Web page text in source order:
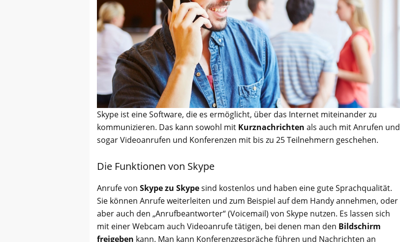
Skype ist eine Software, die es ermöglicht, über das Internet miteinander zu
kommunizieren. Das kann sowohl mit Kurznachrichten als auch mit Anrufen und
sogar Videoanrufen und Konferenzen mit bis zu 25 Teilnehmern geschehen.
Die Funktionen von Skype
Anrufe von Skype zu Skypesind kostenlos und haben eine gute Sprachqualität.
Sie können Anrufe weiterleiten und zum Beispiel auf dem Handy annehmen, oder
aber auch den „Anrufbeantworter“ (Voicemail) von Skype nutzen. Es lassen sich
mit einer Webcam auch Videoanrufe tätigen, bei denen man den Bildschirm
freigeben kann. Man kann Konferenzgespräche führen und Nachrichten an